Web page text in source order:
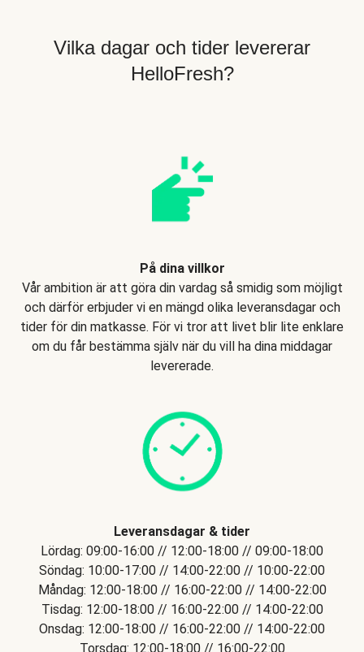
Vilka dagar och tider levererar
HelloFresh?
På dina villkor
Vår ambition är att göra din vardag så smidig som möjligt
och därför erbjuder vi en mängd olika leveransdagar och
tider för din matkasse. För vi tror att livet blir lite enklare
om du får bestämma själv när du vill ha dina middagar
levererade.
Leveransdagar & tider
Lördag: 09:00-16:00 // 12:00-18:00 // 09:00-18:00
Söndag: 10:00-17:00 // 14:00-22:00 // 10:00-22:00
Måndag: 12:00-18:00 // 16:00-22:00 // 14:00-22:00
Tisdag: 12:00-18:00 // 16:00-22:00 // 14:00-22:00
Onsdag: 12:00-18:00 // 16:00-22:00 // 14:00-22:00
Torsdag: 12:00-18:00 // 16:00-22:00